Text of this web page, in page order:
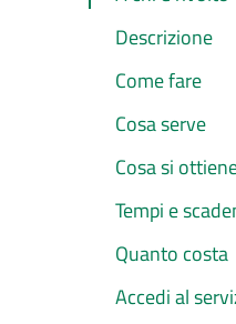
Descrizione
Come fare
Cosa serve
Cosa si
Tempi e
Quanto costa
Accedi al